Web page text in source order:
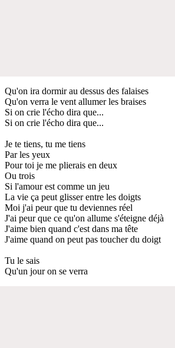
Qu'on ira dormir au dessus des falaises
Qu'on verra le vent allumer les braises
Si on crie l'écho dira que...
Si on crie l'écho dira que...
Je te tiens, tu me tiens
Par les yeux
Pour toi je me plierais en deux
Ou trois
Si l'amour est comme un jeu
La vie ça peut glisser entre les doigts
Moi j'ai peur que tu deviennes réel
J'ai peur que ce qu'on allume s'éteigne déjà
J'aime bien quand c'est dans ma tête
J'aime quand on peut pas toucher du doigt
Tu le sais
Qu'un jour on se verra